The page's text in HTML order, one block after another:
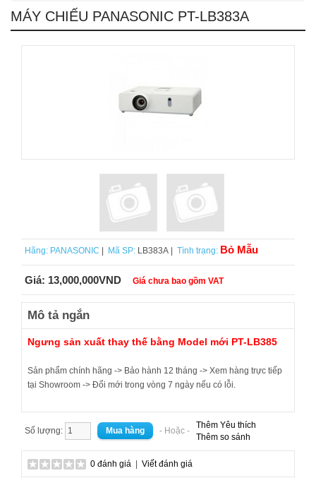
MÁY CHIẾU PANASONIC PT-LB383A
Hãng: PANASONIC Mã SP: LB383A | Tình trạng: Bỏ Mẫu
Giá: 13,000,000VND Giá chưa bao gồm VAT
Mô tả ngắn
Ngưng sản xuất thay thế bằng Model mới PT-LB385
Sản phẩm chính hãng -> Bảo hành 12 tháng -> Xem hàng trực tiếp
tại Showroom -> Đổi mới trong vòng 7 ngày nếu có lỗi.
Số lượng: - Hoặc -
Thêm Yêu thích
Thêm so sánh
0 đánh giá Viết đánh giá